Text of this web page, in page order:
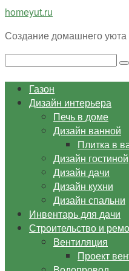
Перейти
контенту
homeyut.ru
Создание домашнего уюта
Поиск:
Газон
Дизайн интерьера
Печь в доме
Дизайн ванной
Плитка в
Дизайн гостиной
Дизайн дачи
Дизайн кухни
Дизайн спальни
Инвентарь для дачи
Строительство и
Вентиляция
Проект